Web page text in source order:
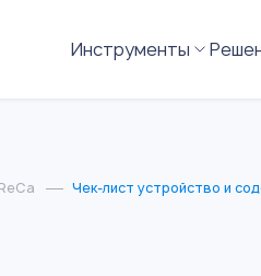
Инструменты
Чек-лист устройство и